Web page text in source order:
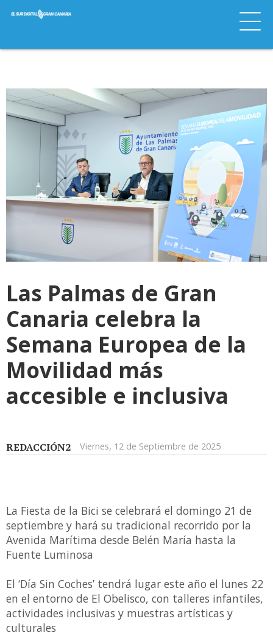
Las Palmas de Gran
Canaria celebra la
Semana Europea de la
Movilidad más
accesible e inclusiva
REDACCIÓN2 Viernes, 12 de Septiembre de 2025
La Fiesta de la Bici se celebrará el domingo 21 de
septiembre y hará su tradicional recorrido por la
Avenida Marítima desde Belén María hasta la
Fuente Luminosa
El ‘Día Sin Coches’ tendrá lugar este año el lunes 22
en el entorno de El Obelisco, con talleres infantiles,
actividades inclusivas y muestras artísticas y
culturales